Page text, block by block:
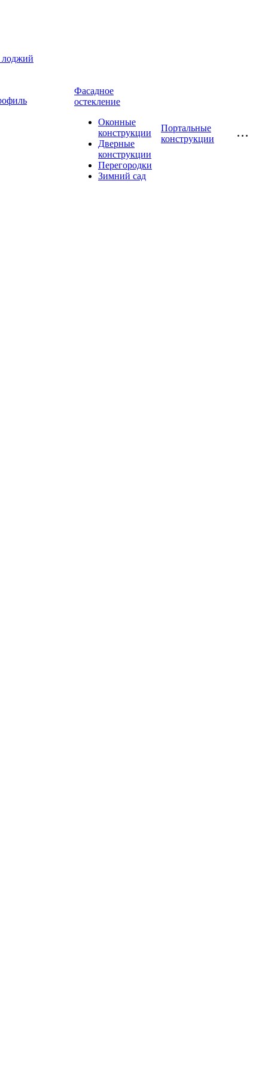
лоджий
Фасадное
остекление
Оконные
конструкции
Дверные
конструкции
Перегородки
Зимний сад
Портальные
конструкции